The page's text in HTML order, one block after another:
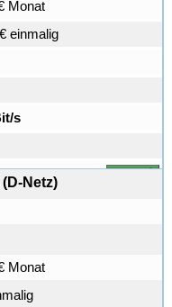
Monat
einmalig
s
Netz)
Monat